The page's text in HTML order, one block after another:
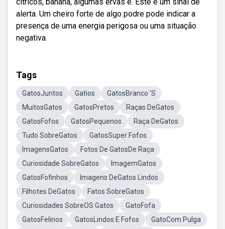
alerta. Um cheiro forte de algo podre pode indicar a
presença de uma energia perigosa ou uma situação
negativa.
Tags
GatosJuntos Gatios
GatosBranco 'S
MuitosGatos
GatosPretos
Raças DeGatos
GatosFofos
GatosPequenos
Raça DeGatos
Tudo SobreGatos
GatosSuper Fofos
ImagensGatos
Fotos De GatosDe Raça
Curiosidade SobreGatos
ImagemGatos
GatosFofinhos
Imagens DeGatos Lindos
Filhotes DeGatos
Fatos SobreGatos
Curiosidades SobreOS Gatos
GatoFofa
GatosFelinos
GatosLindos E Fofos
GatoCom Pulga